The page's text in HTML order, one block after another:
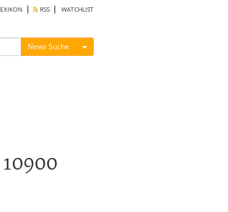
RSS WATCHLIST
News Suche Menü ein-/ausblenden